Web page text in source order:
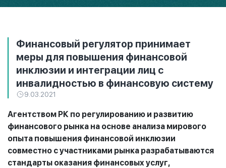
Финансовый регулятор принимает
меры для повышения финансовой
инклюзии и интеграции лиц с
инвалидностью в финансовую систему
9.03.2021
Агентством РК по регулированию и развитию
финансового рынка на основе анализа мирового
опыта повышения финансовой инклюзии
совместно с участниками рынка разрабатываются
стандарты оказания финансовых услуг,